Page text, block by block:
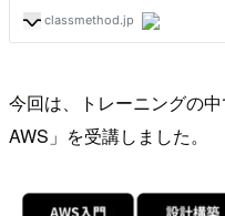
今回は、トレーニングの
AWS」を受講しました。